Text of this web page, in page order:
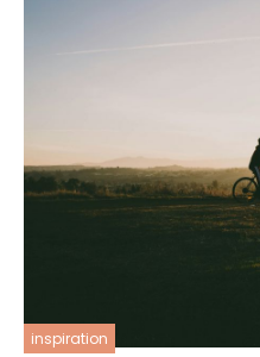
inspiration